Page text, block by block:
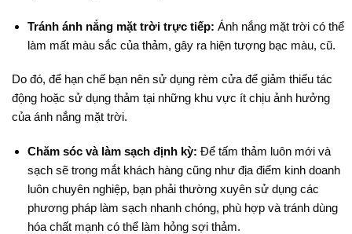
Tránh ánh nắng mặt trời trực tiếp: Ánh nắng mặt trời có thể
làm mất màu sắc của thảm, gây ra hiện tượng bạc màu, cũ.
Do đó, để hạn chế bạn nên sử dụng rèm cửa để giảm thiểu tác
động hoặc sử dụng thảm tại những khu vực ít chịu ảnh hưởng
của ánh nắng mặt trời.
Chăm sóc và làm sạch định kỳ: Để tấm thảm luôn mới và
sạch sẽ trong mắt khách hàng cũng như địa điểm kinh doanh
luôn chuyên nghiệp, bạn phải thường xuyên sử dụng các
phương pháp làm sạch nhanh chóng, phù hợp và tránh dùng
hóa chất mạnh có thể làm hỏng sợi thảm.